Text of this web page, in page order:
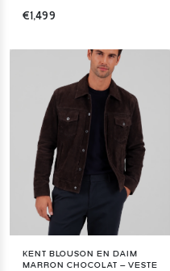
€1,499
KENT BLOUSON EN DAIM
MARRON CHOCOLAT – VESTE